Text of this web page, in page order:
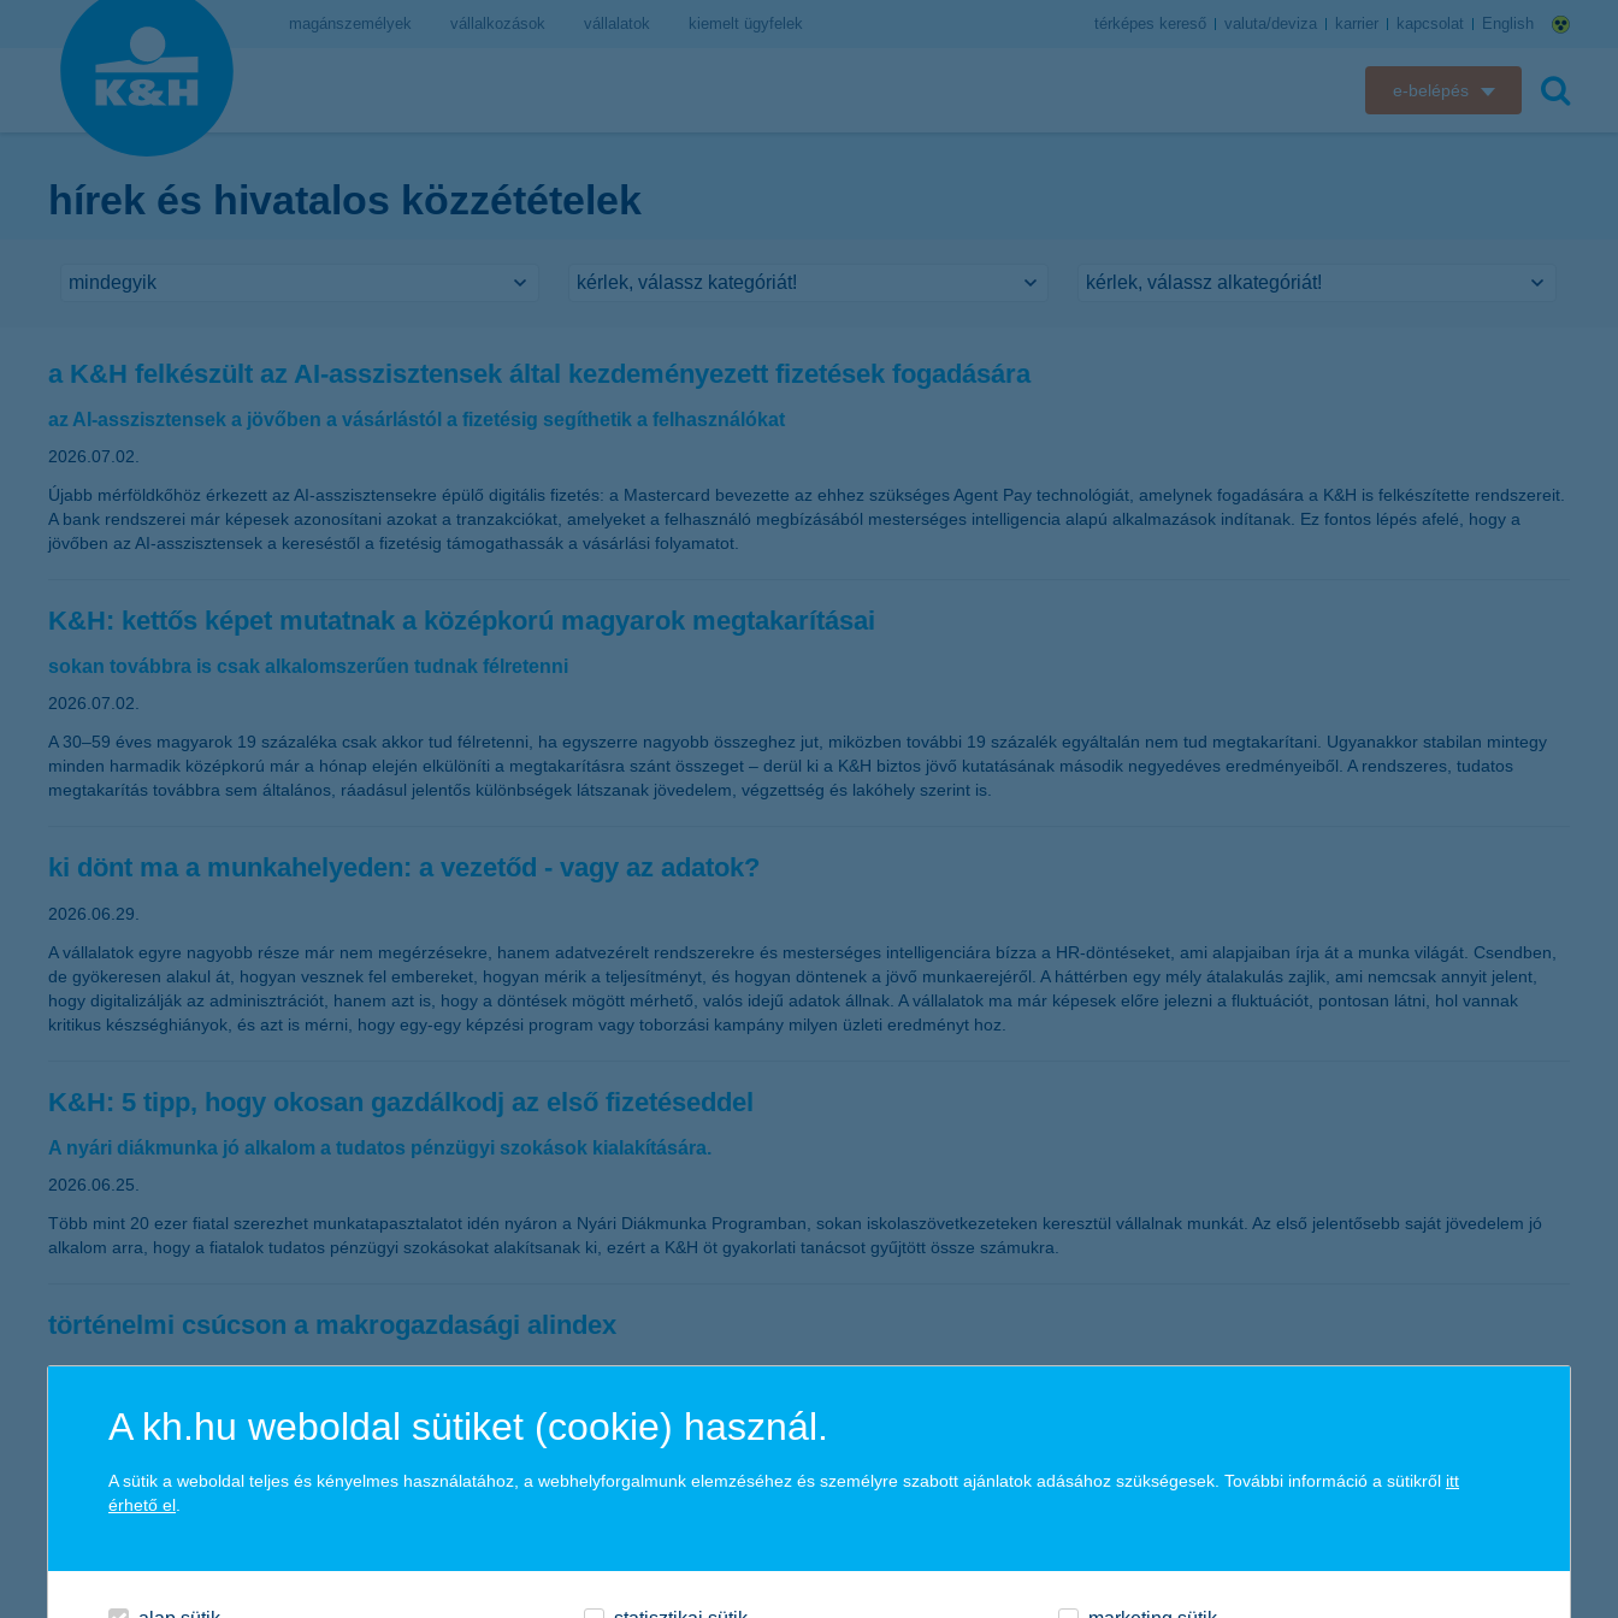
magánszemélyek vállalkozások vállalatok kiemelt ügyfelek térképes kereső valuta/deviza karrier kapcsolat English
e-belépés
K&H e-kártyafelület
hírek és hivatalos közzétételek
a K&H felkészült az AI-asszisztensek által kezdeményezett fizetések fogadására
az AI-asszisztensek a jövőben a vásárlástól a fizetésig segíthetik a felhasználókat
2026.07.02.
Újabb mérföldkőhöz érkezett az AI-asszisztensekre épülő digitális fizetés: a Mastercard bevezette az ehhez szükséges Agent Pay technológiát, amelynek fogadására a K&H is felkészítette rendszereit.
A bank rendszerei már képesek azonosítani azokat a tranzakciókat, amelyeket a felhasználó megbízásából mesterséges intelligencia alapú alkalmazások indítanak. Ez fontos lépés afelé, hogy a
jövőben az AI-asszisztensek a kereséstől a fizetésig támogathassák a vásárlási folyamatot.
K&H: kettős képet mutatnak a középkorú magyarok megtakarításai
sokan továbbra is csak alkalomszerűen tudnak félretenni
2026.07.02.
A 30–59 éves magyarok 19 százaléka csak akkor tud félretenni, ha egyszerre nagyobb összeghez jut, miközben további 19 százalék egyáltalán nem tud megtakarítani. Ugyanakkor stabilan mintegy
minden harmadik középkorú már a hónap elején elkülöníti a megtakarításra szánt összeget – derül ki a K&H biztos jövő kutatásának második negyedéves eredményeiből. A rendszeres, tudatos
megtakarítás továbbra sem általános, ráadásul jelentős különbségek látszanak jövedelem, végzettség és lakóhely szerint is.
ki dönt ma a munkahelyeden: a vezetőd - vagy az adatok?
2026.06.29.
A vállalatok egyre nagyobb része már nem megérzésekre, hanem adatvezérelt rendszerekre és mesterséges intelligenciára bízza a HR-döntéseket, ami alapjaiban írja át a munka világát. Csendben,
de gyökeresen alakul át, hogyan vesznek fel embereket, hogyan mérik a teljesítményt, és hogyan döntenek a jövő munkaerejéről. A háttérben egy mély átalakulás zajlik, ami nemcsak annyit jelent,
hogy digitalizálják az adminisztrációt, hanem azt is, hogy a döntések mögött mérhető, valós idejű adatok állnak. A vállalatok ma már képesek előre jelezni a fluktuációt, pontosan látni, hol vannak
kritikus készséghiányok, és azt is mérni, hogy egy-egy képzési program vagy toborzási kampány milyen üzleti eredményt hoz.
K&H: 5 tipp, hogy okosan gazdálkodj az első fizetéseddel
A nyári diákmunka jó alkalom a tudatos pénzügyi szokások kialakítására.
2026.06.25.
Több mint 20 ezer fiatal szerezhet munkatapasztalatot idén nyáron a Nyári Diákmunka Programban, sokan iskolaszövetkezeteken keresztül vállalnak munkát. Az első jelentősebb saját jövedelem jó
alkalom arra, hogy a fiatalok tudatos pénzügyi szokásokat alakítsanak ki, ezért a K&H öt gyakorlati tanácsot gyűjtött össze számukra.
történelmi csúcson a makrogazdasági alindex
2026.06.24.
Több év után visszatért a pozitív tartományba a vállalatok következő egy évre szóló várakozásait mérő K&H nagyvállalati növekedési index, így a főindex jelenleg 9 ponton áll. A változás hátterében a
makrogazdasági alindex 31 pontos ugrása játssza a legnagyobb szerepet, ezzel rekord magasságot, 17 pontot elérve. Az elmúlt 12 év mérései során még nem volt példa arra, hogy a makrogazdasági
A kh.hu weboldal sütiket (cookie) használ.
A sütik a weboldal teljes és kényelmes használatához, a webhelyforgalmunk elemzéséhez és személyre szabott ajánlatok adásához szükségesek. További információ a sütikről itt
érhető el